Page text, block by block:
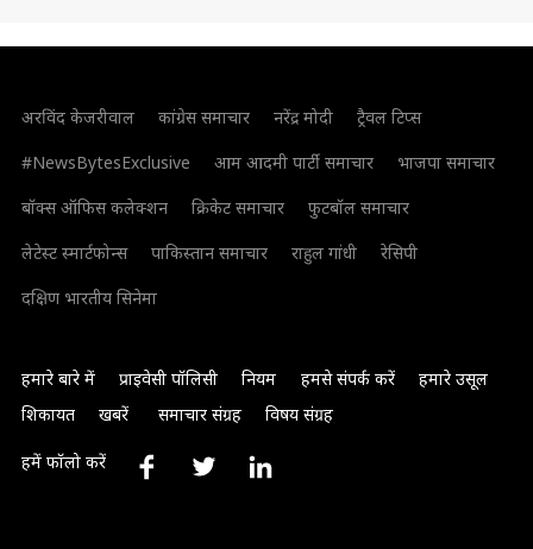
अरविंद केजरीवाल कांग्रेस समाचार नरेंद्र मोदी
ट्रैवल टिप्स
#NewsBytesExclusive
आम आदमी पार्टी समाचार
भाजपा समाचार
बॉक्स ऑफिस कलेक्शन
क्रिकेट समाचार
फुटबॉल समाचार
लेटेस्ट स्मार्टफोन्स
पाकिस्तान समाचार राहुल गांधी
रेसिपी
दक्षिण भारतीय सिनेमा
हमारे बारे में प्राइवेसी पॉलिसी नियम हमसे संपर्क करें
हमारे उसूल
शिकायत
खबरें समाचार संग्रह विषय संग्रह
हमें फॉलो करें